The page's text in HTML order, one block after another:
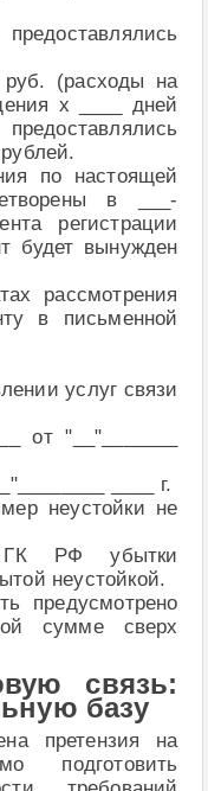
(расходы на
х ____ дней
по настоящей
в ___-
регистрации
будет вынужден
рассмотрения
в письменной
услуг связи
от "__"_______
____ г.
неустойки не
РФ убытки
неустойкой.
предусмотрено
сумме сверх
связь:
базу
претензия на
подготовить